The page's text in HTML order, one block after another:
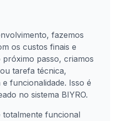
fazemos
os custos finais e
passo, criamos
tarefa técnica,
funcionalidade. Isso é
no sistema BIYRO.
totalmente funcional